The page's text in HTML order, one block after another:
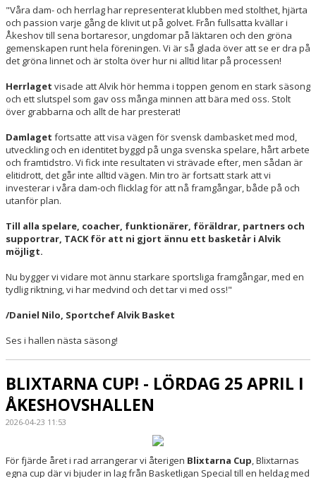
"Våra dam- och herrlag har representerat klubben med stolthet, hjärta
och passion varje gång de klivit ut på golvet. Från fullsatta kvällar i
Åkeshov till sena bortaresor, ungdomar på läktaren och den gröna
gemenskapen runt hela föreningen. Vi är så glada över att se er dra på
det gröna linnet och är stolta över hur ni alltid litar på processen!
Herrlaget visade att Alvik hör hemma i toppen genom en stark säsong
och ett slutspel som gav oss många minnen att bära med oss. Stolt
över grabbarna och allt de har presterat!
Damlaget fortsatte att visa vägen för svensk dambasket med mod,
utveckling och en identitet byggd på unga svenska spelare, hårt arbete
och framtidstro. Vi fick inte resultaten vi strävade efter, men sådan är
elitidrott, det går inte alltid vägen. Min tro är fortsatt stark att vi
investerar i våra dam-och flicklag för att nå framgångar, både på och
utanför plan.
Till alla spelare, coacher, funktionärer, föräldrar, partners och
supportrar, TACK för att ni gjort ännu ett basketår i Alvik
möjligt.
Nu bygger vi vidare mot ännu starkare sportsliga framgångar, med en
tydlig riktning, vi har medvind och det tar vi med oss!"
/Daniel Nilo, Sportchef Alvik Basket
Ses i hallen nästa säsong!
BLIXTARNA CUP! - LÖRDAG 25 APRIL I
ÅKESHOVSHALLEN
2026-04-23 11:53
För fjärde året i rad arrangerar vi återigen Blixtarna Cup, Blixtarnas
egna cup där vi bjuder in lag från Basketligan Special till en heldag med